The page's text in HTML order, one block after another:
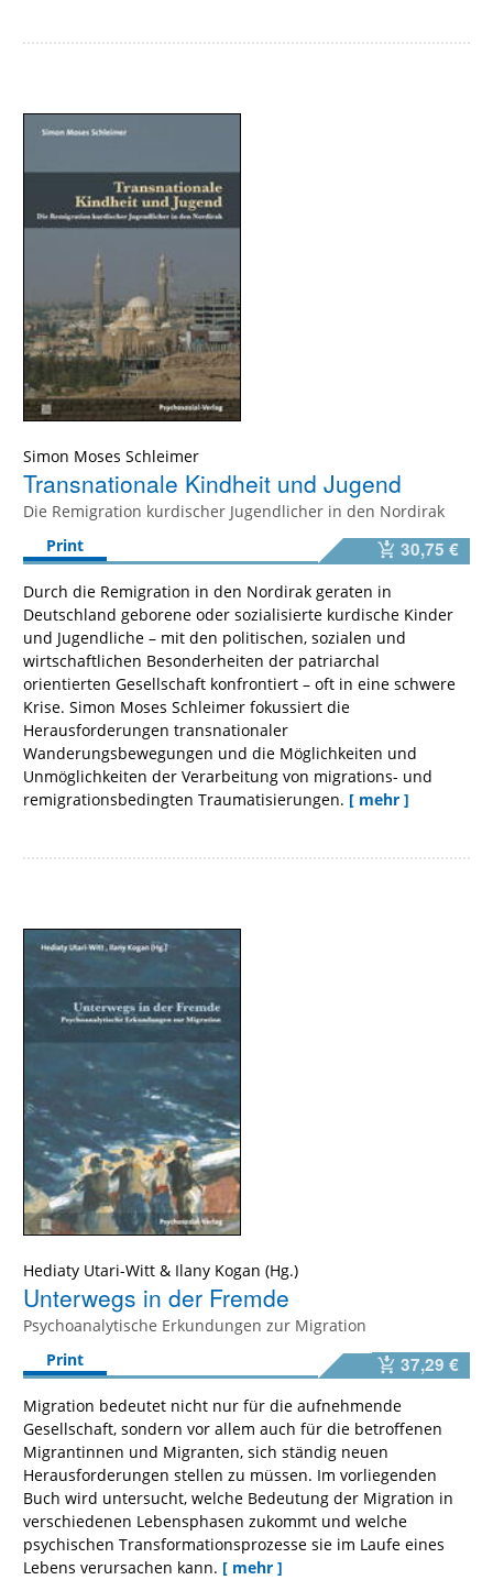
Simon Moses Schleimer
Transnationale Kindheit und Jugend
Die Remigration kurdischer Jugendlicher in den Nordirak
Print
30,75 €
Durch die Remigration in den Nordirak geraten in
Deutschland geborene oder sozialisierte kurdische Kinder
und Jugendliche – mit den politischen, sozialen und
wirtschaftlichen Besonderheiten der patriarchal
orientierten Gesellschaft konfrontiert – oft in eine schwere
Krise. Simon Moses Schleimer fokussiert die
Herausforderungen transnationaler
Wanderungsbewegungen und die Möglichkeiten und
Unmöglichkeiten der Verarbeitung von migrations- und
remigrationsbedingten Traumatisierungen. [ mehr ]
Hediaty Utari-Witt & Ilany Kogan
Unterwegs in der Fremde
Psychoanalytische Erkundungen zur Migration
Print
37,29 €
Migration bedeutet nicht nur für die aufnehmende
Gesellschaft, sondern vor allem auch für die betroffenen
Migrantinnen und Migranten, sich ständig neuen
Herausforderungen stellen zu müssen. Im vorliegenden
Buch wird untersucht, welche Bedeutung der Migration in
verschiedenen Lebensphasen zukommt und welche
psychischen Transformationsprozesse sie im Laufe eines
Lebens verursachen kann. [ mehr ]